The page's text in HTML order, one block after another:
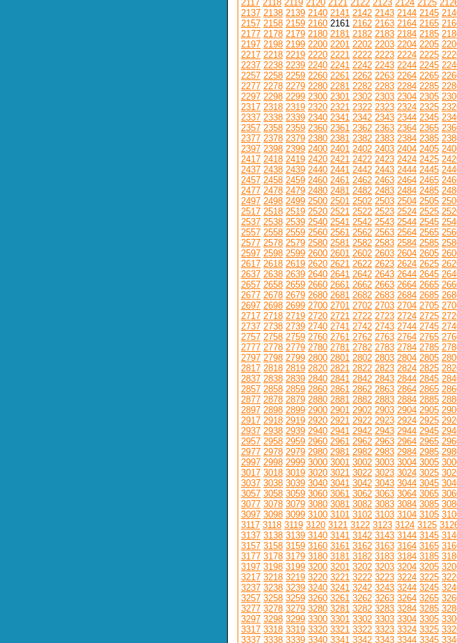
2117 2118 2119 2120 2121 2122 2123 2124 2125
2137 2138 2139 2140 2141 2142 2143 2144 2145
2157 2158 2159 2160 2161 2162 2163 2164 2165
2177 2178 2179 2180 2181 2182 2183 2184 2185
2197 2198 2199 2200 2201 2202 2203 2204 2205
2217 2218 2219 2220 2221 2222 2223 2224 2225
2237 2238 2239 2240 2241 2242 2243 2244 2245
2257 2258 2259 2260 2261 2262 2263 2264 2265
2277 2278 2279 2280 2281 2282 2283 2284 2285
2297 2298 2299 2300 2301 2302 2303 2304 2305
2317 2318 2319 2320 2321 2322 2323 2324 2325
2337 2338 2339 2340 2341 2342 2343 2344 2345
2357 2358 2359 2360 2361 2362 2363 2364 2365
2377 2378 2379 2380 2381 2382 2383 2384 2385
2397 2398 2399 2400 2401 2402 2403 2404 2405
2417 2418 2419 2420 2421 2422 2423 2424 2425
2437 2438 2439 2440 2441 2442 2443 2444 2445
2457 2458 2459 2460 2461 2462 2463 2464 2465
2477 2478 2479 2480 2481 2482 2483 2484 2485
2497 2498 2499 2500 2501 2502 2503 2504 2505
2517 2518 2519 2520 2521 2522 2523 2524 2525
2537 2538 2539 2540 2541 2542 2543 2544 2545
2557 2558 2559 2560 2561 2562 2563 2564 2565
2577 2578 2579 2580 2581 2582 2583 2584 2585
2597 2598 2599 2600 2601 2602 2603 2604 2605
2617 2618 2619 2620 2621 2622 2623 2624 2625
2637 2638 2639 2640 2641 2642 2643 2644 2645
2657 2658 2659 2660 2661 2662 2663 2664 2665
2677 2678 2679 2680 2681 2682 2683 2684 2685
2697 2698 2699 2700 2701 2702 2703 2704 2705
2717 2718 2719 2720 2721 2722 2723 2724 2725
2737 2738 2739 2740 2741 2742 2743 2744 2745
2757 2758 2759 2760 2761 2762 2763 2764 2765
2777 2778 2779 2780 2781 2782 2783 2784 2785
2797 2798 2799 2800 2801 2802 2803 2804 2805
2817 2818 2819 2820 2821 2822 2823 2824 2825
2837 2838 2839 2840 2841 2842 2843 2844 2845
2857 2858 2859 2860 2861 2862 2863 2864 2865
2877 2878 2879 2880 2881 2882 2883 2884 2885
2897 2898 2899 2900 2901 2902 2903 2904 2905
2917 2918 2919 2920 2921 2922 2923 2924 2925
2937 2938 2939 2940 2941 2942 2943 2944 2945
2957 2958 2959 2960 2961 2962 2963 2964 2965
2977 2978 2979 2980 2981 2982 2983 2984 2985
2997 2998 2999 3000 3001 3002 3003 3004 3005
3017 3018 3019 3020 3021 3022 3023 3024 3025
3037 3038 3039 3040 3041 3042 3043 3044 3045
3057 3058 3059 3060 3061 3062 3063 3064 3065
3077 3078 3079 3080 3081 3082 3083 3084 3085
3097 3098 3099 3100 3101 3102 3103 3104 3105
3117 3118 3119 3120 3121 3122 3123 3124 3125
3137 3138 3139 3140 3141 3142 3143 3144 3145
3157 3158 3159 3160 3161 3162 3163 3164 3165
3177 3178 3179 3180 3181 3182 3183 3184 3185
3197 3198 3199 3200 3201 3202 3203 3204 3205
3217 3218 3219 3220 3221 3222 3223 3224 3225
3237 3238 3239 3240 3241 3242 3243 3244 3245
3257 3258 3259 3260 3261 3262 3263 3264 3265
3277 3278 3279 3280 3281 3282 3283 3284 3285
3297 3298 3299 3300 3301 3302 3303 3304 3305
3317 3318 3319 3320 3321 3322 3323 3324 3325
3337 3338 3339 3340 3341 3342 3343 3344 3345